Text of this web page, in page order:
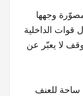
وجهها
قوات الداخلية
لا يعبّر عن
ساحة للعنف